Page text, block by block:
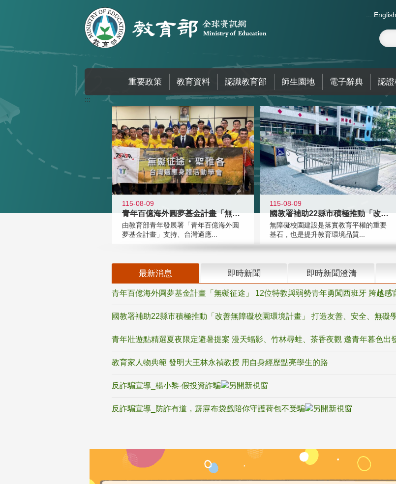
::: English
重要政策 教育資料 認識教育部 師生園地 電子辭典 認
:::
115-08-09
青年百億海外圓夢基金計畫「無礙征途
由教育部青年發展署「青年百億海外圓
夢基金計畫」支持、台灣適應...
115-08-09
國教署補助22縣市積極推動「改善無
無障礙校園建設是落實教育平權的重要
基石，也是提升教育環境品質...
最新消息 即時新聞 即時新聞澄清
青年百億海外圓夢基金計畫「無礙征途」 12位特教與弱勢青年勇闖西班牙 跨越感
國教署補助22縣市積極推動「改善無障礙校園環境計畫」 打造友善、安全、無礙
青年壯遊點精選夏夜限定避暑提案 漫天蝠影、竹林尋蛙、茶香夜觀 邀青年暮色出
教育家人物典範 發明大王林永禎教授 用自身經歷點亮學生的路
反詐騙宣導_楊小黎-假投資詐騙
反詐騙宣導_防詐有道，霹靂布袋戲陪你守護荷包不受騙